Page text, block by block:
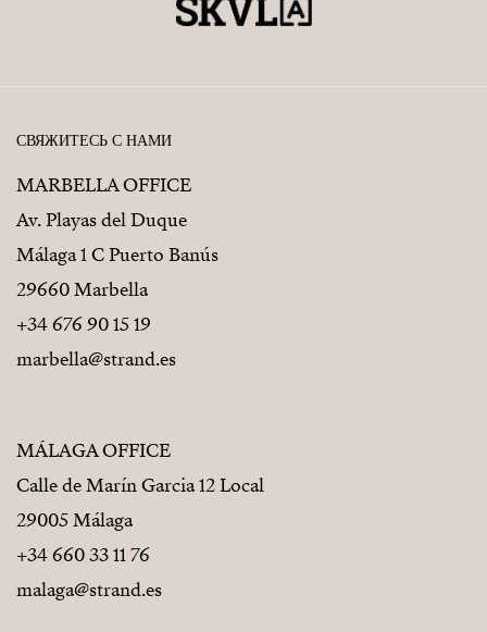
СВЯЖИТЕСЬ С НАМИ
MARBELLA OFFICE
Av. Playas del Duque
Málaga 1 C Puerto Banús
29660 Marbella
+34 676 90 15 19
marbella@strand.es
MÁLAGA OFFICE
Calle de Marín Garcia 12 Local
29005 Málaga
+34 660 33 11 76
malaga@strand.es